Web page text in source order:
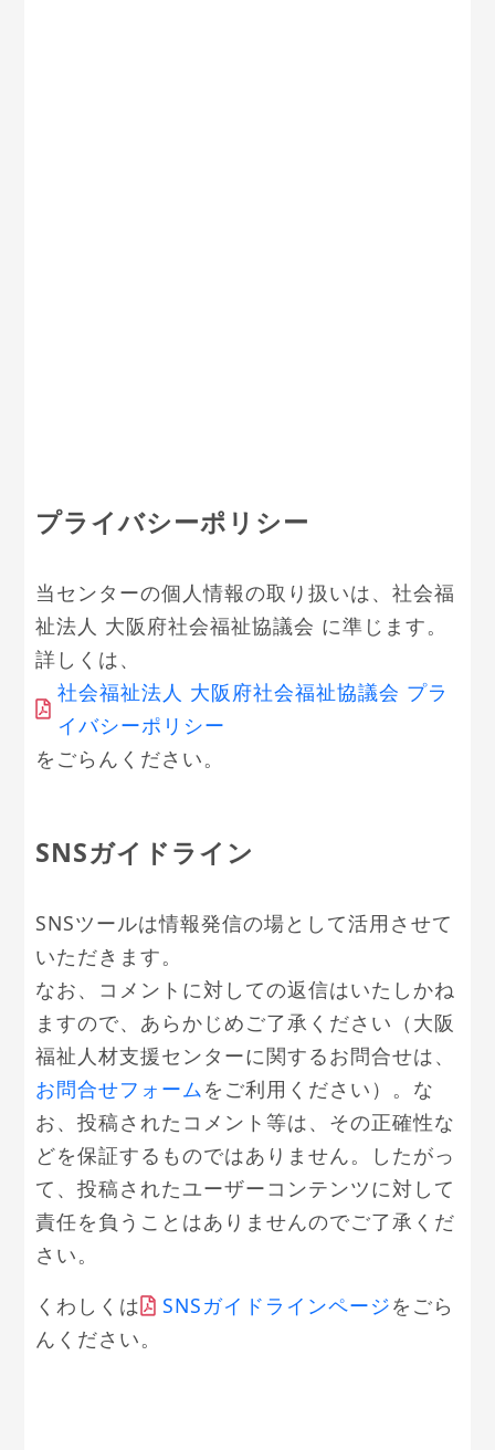
プライバシーポリシー
当センターの個人情報の取り扱いは、社会福
祉法人 大阪府社会福祉協議会 に準じます。
詳しくは、
社会福祉法人 大阪府社会福祉協議会 プラ
イバシーポリシー
をごらんください。
SNSガイドライン
SNSツールは情報発信の場として活用させて
いただきます。
なお、コメントに対しての返信はいたしかね
ますので、あらかじめご了承ください（大阪
福祉人材支援センターに関するお問合せは、
お問合せフォームをご利用ください）。な
お、投稿されたコメント等は、その正確性な
どを保証するものではありません。したがっ
て、投稿されたユーザーコンテンツに対して
責任を負うことはありませんのでご了承くだ
さい。
くわしくは
SNSガイドラインページをごら
んください。